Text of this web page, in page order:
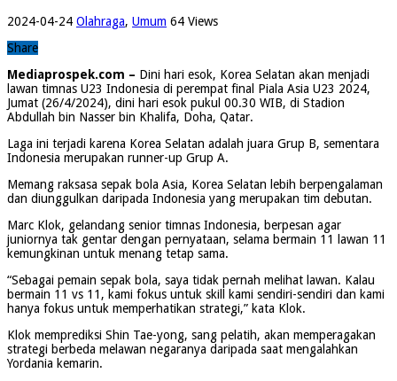
2024-04-24 Olahraga, Umum 64 Views
Share
Mediaprospek.com – Dini hari esok, Korea Selatan akan menjadi
lawan timnas U23 Indonesia di perempat final Piala Asia U23 2024,
Jumat (26/4/2024), dini hari esok pukul 00.30 WIB, di Stadion
Abdullah bin Nasser bin Khalifa, Doha, Qatar.
Laga ini terjadi karena Korea Selatan adalah juara Grup B, sementara
Indonesia merupakan runner-up Grup A.
Memang raksasa sepak bola Asia, Korea Selatan lebih berpengalaman
dan diunggulkan daripada Indonesia yang merupakan tim debutan.
Marc Klok, gelandang senior timnas Indonesia, berpesan agar
juniornya tak gentar dengan pernyataan, selama bermain 11 lawan 11
kemungkinan untuk menang tetap sama.
“Sebagai pemain sepak bola, saya tidak pernah melihat lawan. Kalau
bermain 11 vs 11, kami fokus untuk skill kami sendiri-sendiri dan kami
hanya fokus untuk memperhatikan strategi,” kata Klok.
Klok memprediksi Shin Tae-yong, sang pelatih, akan memperagakan
strategi berbeda melawan negaranya daripada saat mengalahkan
Yordania kemarin.